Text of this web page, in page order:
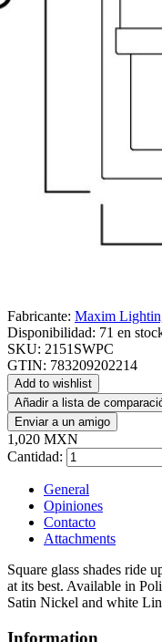
Fabricante: Maxim
Disponibilidad: 71 en
SKU: 2151SWPC
GTIN: 783209202214
Add to wishlist
Añadir a lista de
Enviar a un amigo
1,020 MXN
Cantidad:
General
Opiniones
Contacto
Attachments
Square glass shades ride
at its best. Available in
Satin Nickel and white
Information